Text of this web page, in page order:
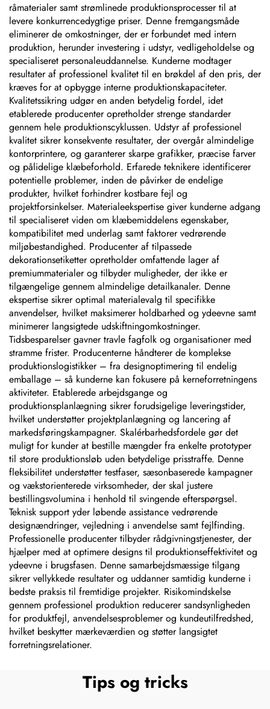
råmaterialer samt strømlinede produktionsprocesser til at
levere konkurrencedygtige priser. Denne fremgangsmåde
eliminerer de omkostninger, der er forbundet med intern
produktion, herunder investering i udstyr, vedligeholdelse og
specialiseret personaleuddannelse. Kunderne modtager
resultater af professionel kvalitet til en brøkdel af den pris, der
kræves for at opbygge interne produktionskapaciteter.
Kvalitetssikring udgør en anden betydelig fordel, idet
etablerede producenter opretholder strenge standarder
gennem hele produktionscyklussen. Udstyr af professionel
kvalitet sikrer konsekvente resultater, der overgår almindelige
kontorprintere, og garanterer skarpe grafikker, præcise farver
og pålidelige klæbeforhold. Erfarede teknikere identificerer
potentielle problemer, inden de påvirker de endelige
produkter, hvilket forhindrer kostbare fejl og
projektforsinkelser. Materialeekspertise giver kunderne adgang
til specialiseret viden om klæbemiddelens egenskaber,
kompatibilitet med underlag samt faktorer vedrørende
miljøbestandighed. Producenter af tilpassede
dekorationsetiketter opretholder omfattende lager af
premiummaterialer og tilbyder muligheder, der ikke er
tilgængelige gennem almindelige detailkanaler. Denne
ekspertise sikrer optimal materialevalg til specifikke
anvendelser, hvilket maksimerer holdbarhed og ydeevne samt
minimerer langsigtede udskiftningomkostninger.
Tidsbesparelser gavner travle fagfolk og organisationer med
stramme frister. Producenterne håndterer de komplekse
produktionslogistikker – fra designoptimering til endelig
emballage – så kunderne kan fokusere på kerneforretningens
aktiviteter. Etablerede arbejdsgange og
produktionsplanlægning sikrer forudsigelige leveringstider,
hvilket understøtter projektplanlægning og lancering af
markedsføringskampagner. Skalérbarhedsfordele gør det
muligt for kunder at bestille mængder fra enkelte prototyper
til store produktionsløb uden betydelige prisstraffe. Denne
fleksibilitet understøtter testfaser, sæsonbaserede kampagner
og vækstorienterede virksomheder, der skal justere
bestillingsvolumina i henhold til svingende efterspørgsel.
Teknisk support yder løbende assistance vedrørende
designændringer, vejledning i anvendelse samt fejlfinding.
Professionelle producenter tilbyder rådgivningstjenester, der
hjælper med at optimere designs til produktionseffektivitet og
ydeevne i brugsfasen. Denne samarbejdsmæssige tilgang
sikrer vellykkede resultater og uddanner samtidig kunderne i
bedste praksis til fremtidige projekter. Risikomindskelse
gennem professionel produktion reducerer sandsynligheden
for produktfejl, anvendelsesproblemer og kundeutilfredshed,
hvilket beskytter mærkeværdien og støtter langsigtet
forretningsrelationer.
Tips og tricks